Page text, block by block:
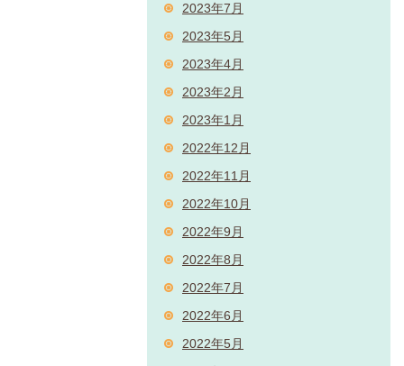
2023年7月
2023年5月
2023年4月
2023年2月
2023年1月
2022年12月
2022年11月
2022年10月
2022年9月
2022年8月
2022年7月
2022年6月
2022年5月